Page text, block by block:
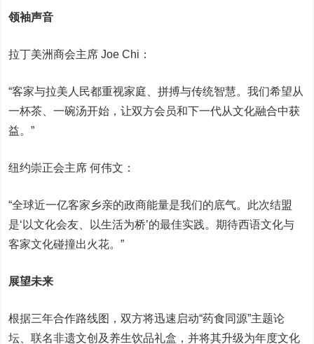
领袖声音
拉丁美洲商会主席 Joe Chi：
“客家与拉美人民都重视家庭、拼搏与传统智慧。我们希望从
一杯茶、一碗汤开始，让双方会员和下一代从文化融合中获
益。”
纽约崇正会主席 何伟文：
“全球近一亿客家乡亲的政商能量是我们的底气。此次结盟
是‘以文化会友、以生活为桥’的最佳实践。期待西语文化与
客家文化碰撞出火花。”
展望未来
根据三年合作路线图，双方将迅速启动“药食同源”主题论
坛、联名非遗文创及养生饮品礼盒，并将其升级为年度文化